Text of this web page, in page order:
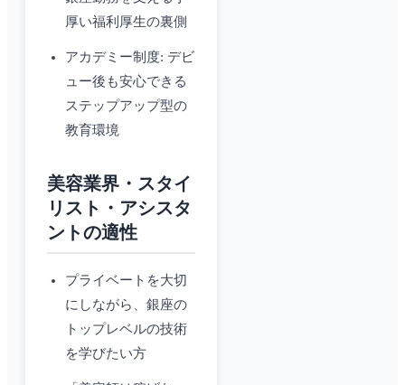
厚い福利厚生の裏側
アカデミー制度: デビ
ュー後も安心できる
ステップアップ型の
教育環境
美容業界・スタイ
リスト・アシスタ
ントの適性
プライベートを大切
にしながら、銀座の
トップレベルの技術
を学びたい方